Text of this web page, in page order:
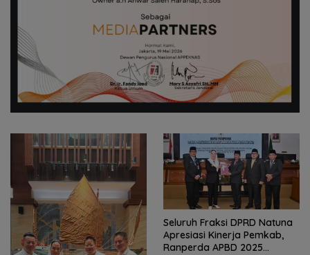
Seluruh Fraksi DPRD Natuna
Apresiasi Kinerja Pemkab,
Ranperda APBD 2025